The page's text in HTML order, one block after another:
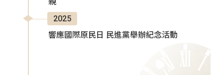
2025
響應國際原民日 民進黨舉辦紀念活動